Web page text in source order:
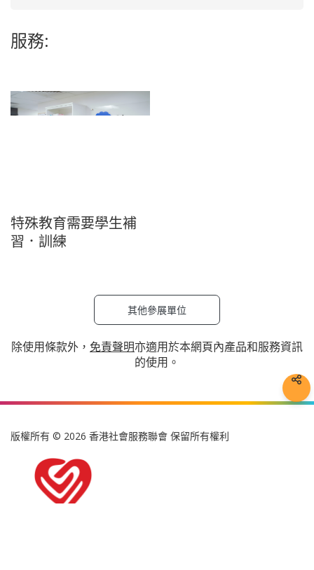
服務:
特殊教育需要學生補
習．訓練
其他參展單位
除使用條款外， 免責聲明亦適用於本網頁內產品和服務資訊
的使用。
版權所有 © 2026 香港社會服務聯會 保留所有權利